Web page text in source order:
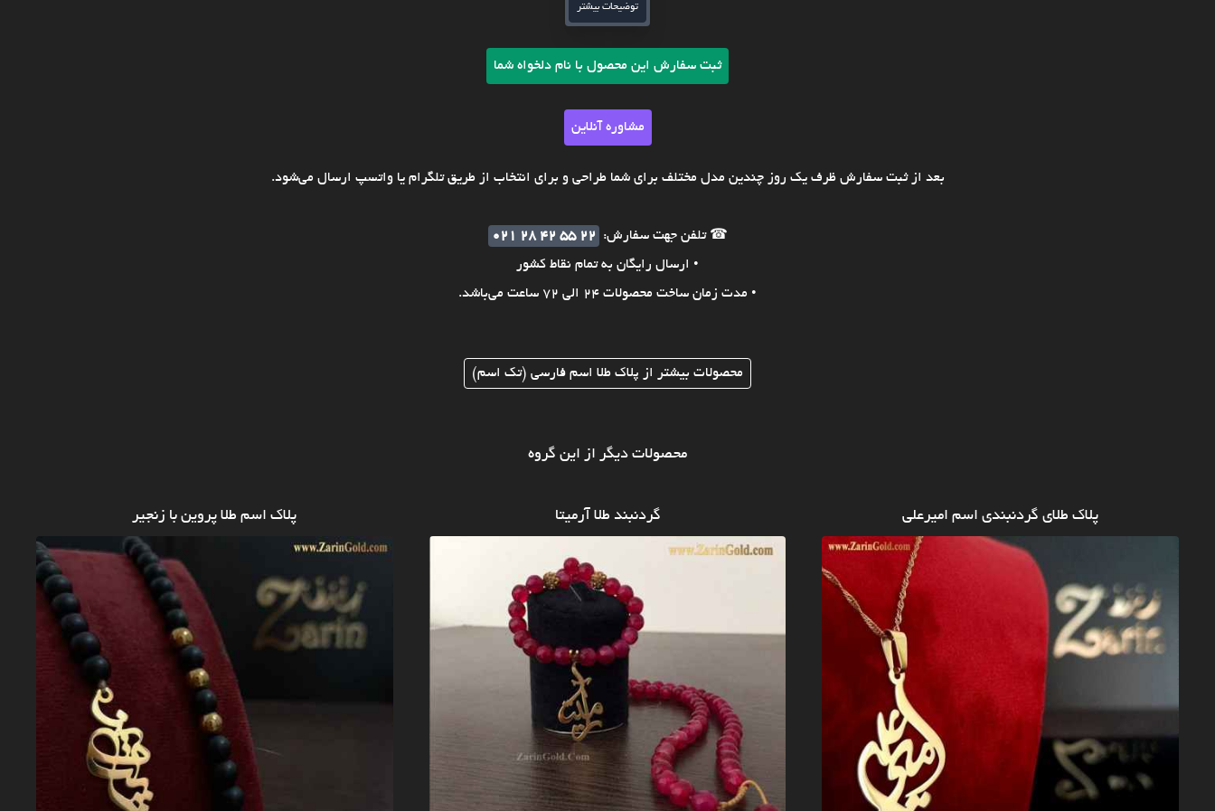
توضیحات بیشتر
ثبت سفارش این محصول با نام دلخواه شما
مشاوره آنلاین
بعد از ثبت سفارش ظرف یک روز چندین مدل مختلف برای شما طراحی و برای انتخاب از طریق تلگرام یا واتسپ ارسال می‌شود.
☎ تلفن جهت سفارش:
021 28 42 55 22
• ارسال رایگان به تمام نقاط کشور
• مدت زمان ساخت محصولات 24 الی 72 ساعت می‌باشد.
محصولات بیشتر از پلاک طلا اسم فارسی (تک اسم)
محصولات دیگر از این گروه
پلاک طلای گردنبندی اسم امیرعلی گردنبند طلا آرمیتا پلاک اسم طلا پروین با زنجیر